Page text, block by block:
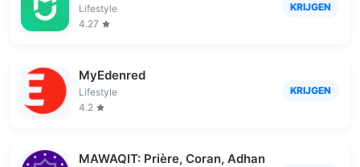
Lifestyle
4.27
KRIJGEN
MyEdenred
Lifestyle
4.2
KRIJGEN
MAWAQIT: Prière, Coran, Adhan